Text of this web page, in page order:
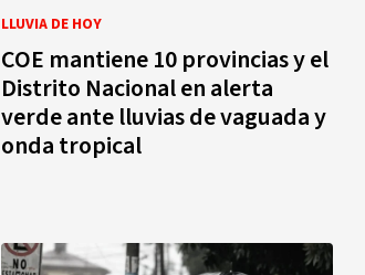
LLUVIA DE HOY
COE mantiene 10 provincias y el
Distrito Nacional en alerta
verde ante lluvias de vaguada y
onda tropical